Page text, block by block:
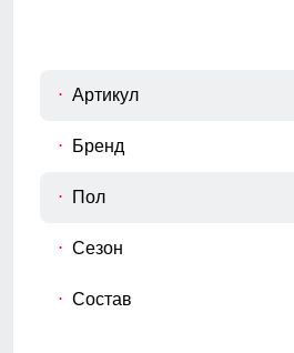
Артикул
Бренд
Пол
Сезон
Состав